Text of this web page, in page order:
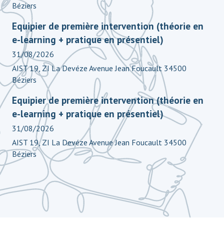
Béziers
Equipier de première intervention (théorie en
e-learning + pratique en présentiel)
31/08/2026
AIST 19, ZI La Devéze Avenue Jean Foucault 34500
Béziers
Equipier de première intervention (théorie en
e-learning + pratique en présentiel)
31/08/2026
AIST 19, ZI La Devéze Avenue Jean Foucault 34500
Béziers